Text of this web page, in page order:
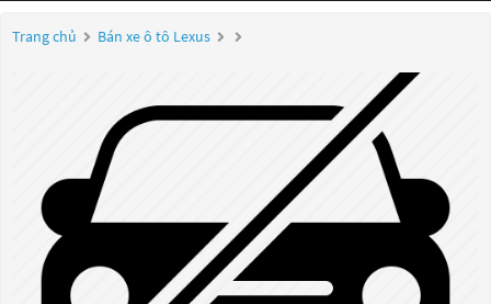
Trang chủ Bán xe ô tô Lexus